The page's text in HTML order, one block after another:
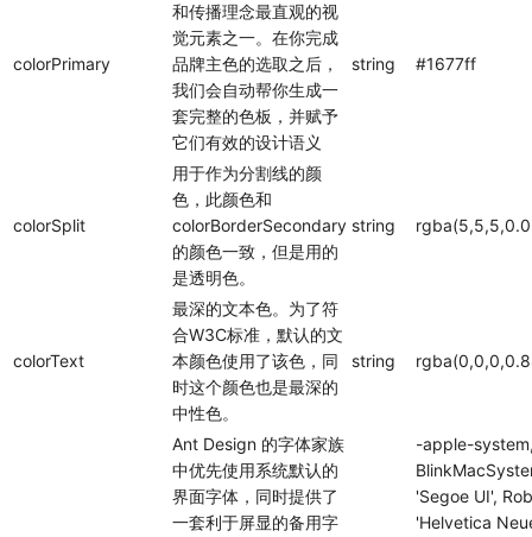
colorPrimary
和传播理念最直观的视
觉元素之一。在你完成
品牌主色的选取之后，
我们会自动帮你生成一
套完整的色板，并赋予
它们有效的设计语义
string #1677ff
colorSplit
用于作为分割线的颜
色，此颜色和
colorBorderSecondary
的颜色一致，但是用的
是透明色。
string
colorText
最深的文本色。为了符
合W3C标准，默认的文
本颜色使用了该色，同
时这个颜色也是最深的
中性色。
string
Ant Design 的字体家族
中优先使用系统默认的
界面字体，同时提供了
一套利于屏显的备用字
-apple-
'Segoe UI',
'Helvetica